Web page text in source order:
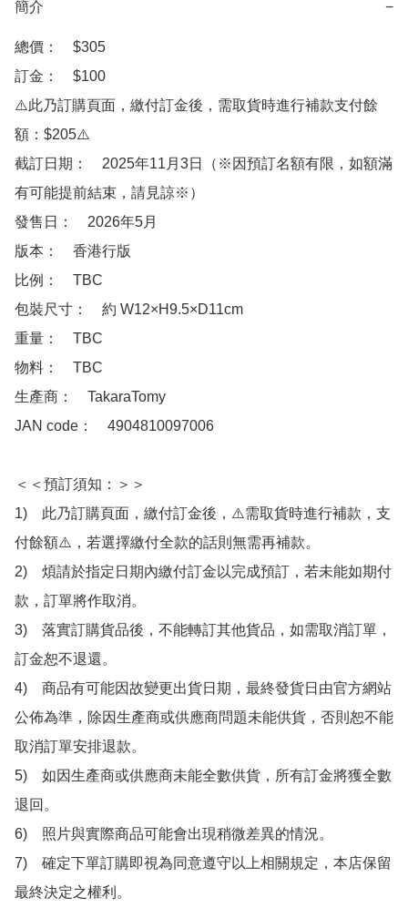
簡介 −
總價：　$305
訂金：　$100
⚠️此乃訂購頁面，繳付訂金後，需取貨時進行補款支付餘
額：$205⚠️
截訂日期：　2025年11月3日（※因預訂名額有限，如額滿
有可能提前結束，請見諒※）
發售日：　2026年5月
版本：　香港行版
比例：　TBC
包裝尺寸：　約 W12×H9.5×D11cm
重量：　TBC
物料：　TBC
生產商：　TakaraTomy
JAN code：　4904810097006
＜＜預訂須知：＞＞
1)　此乃訂購頁面，繳付訂金後，⚠️需取貨時進行補款，支
付餘額⚠️，若選擇繳付全款的話則無需再補款。
2)　煩請於指定日期內繳付訂金以完成預訂，若未能如期付
款，訂單將作取消。
3)　落實訂購貨品後，不能轉訂其他貨品，如需取消訂單，
訂金恕不退還。
4)　商品有可能因故變更出貨日期，最終發貨日由官方網站
公佈為準，除因生產商或供應商問題未能供貨，否則恕不能
取消訂單安排退款。
5)　如因生產商或供應商未能全數供貨，所有訂金將獲全數
退回。
6)　照片與實際商品可能會出現稍微差異的情況。
7)　確定下單訂購即視為同意遵守以上相關規定，本店保留
最終決定之權利。